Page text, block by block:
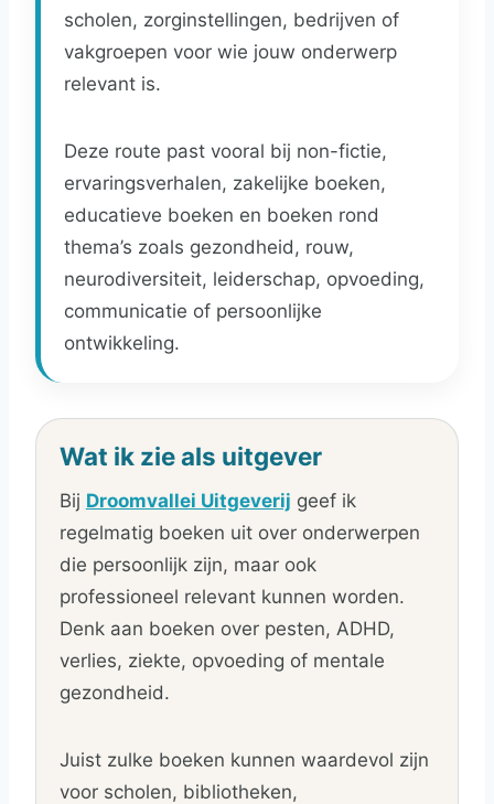
scholen, zorginstellingen, bedrijven of
vakgroepen voor wie jouw onderwerp
relevant is.
Deze route past vooral bij non-fictie,
ervaringsverhalen, zakelijke boeken,
educatieve boeken en boeken rond
thema’s zoals gezondheid, rouw,
neurodiversiteit, leiderschap, opvoeding,
communicatie of persoonlijke
ontwikkeling.
Wat ik zie als uitgever
Bij Droomvallei Uitgeverij geef ik
regelmatig boeken uit over onderwerpen
die persoonlijk zijn, maar ook
professioneel relevant kunnen worden.
Denk aan boeken over pesten, ADHD,
verlies, ziekte, opvoeding of mentale
gezondheid.
Juist zulke boeken kunnen waardevol zijn
voor scholen, bibliotheken,